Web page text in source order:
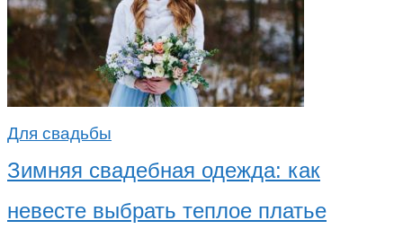
Для свадьбы
Зимняя свадебная одежда: как
невесте выбрать теплое платье